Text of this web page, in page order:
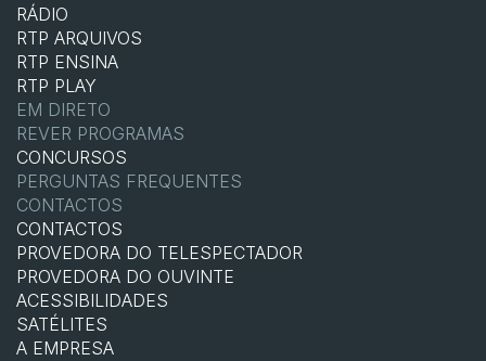
RÁDIO
RTP ARQUIVOS
RTP ENSINA
RTP PLAY
EM DIRETO
REVER PROGRAMAS
CONCURSOS
PERGUNTAS FREQUENTES
CONTACTOS
CONTACTOS
PROVEDORA DO TELESPECTADOR
PROVEDORA DO OUVINTE
ACESSIBILIDADES
SATÉLITES
A EMPRESA